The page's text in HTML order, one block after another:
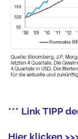
*** Link TIPP
Hier klicken